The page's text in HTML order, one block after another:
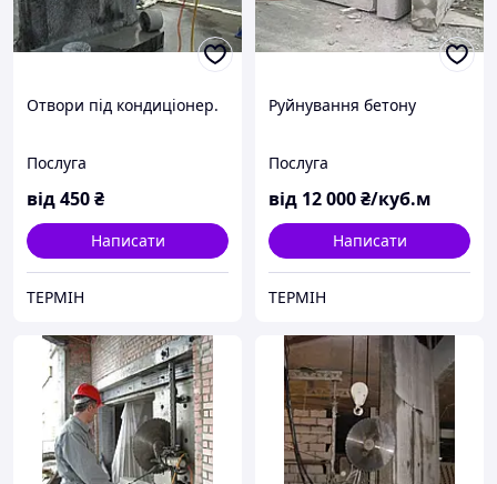
Отвори під кондиціонер.
Послуга
від450₴
Написати
ТЕРМІН
Руйнування бетону
Послуга
від 12 000₴/куб.м
Написати
ТЕРМІН